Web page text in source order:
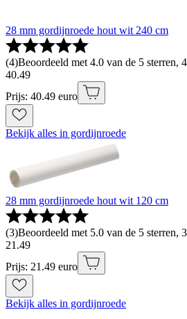
28 mm gordijnroede hout wit 240 cm
(4)Beoordeeld met 4.0 van de 5 sterren,
40.49
Prijs: 40.49 euro
Bekijk alles in gordijnroede
28 mm gordijnroede hout wit 120 cm
(3)Beoordeeld met 5.0 van de 5 sterren,
21.49
Prijs: 21.49 euro
Bekijk alles in gordijnroede